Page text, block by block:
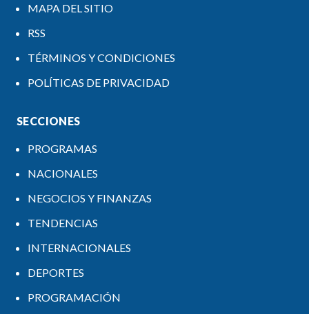
MAPA DEL SITIO
RSS
TÉRMINOS Y CONDICIONES
POLÍTICAS DE PRIVACIDAD
SECCIONES
PROGRAMAS
NACIONALES
NEGOCIOS Y FINANZAS
TENDENCIAS
INTERNACIONALES
DEPORTES
PROGRAMACIÓN